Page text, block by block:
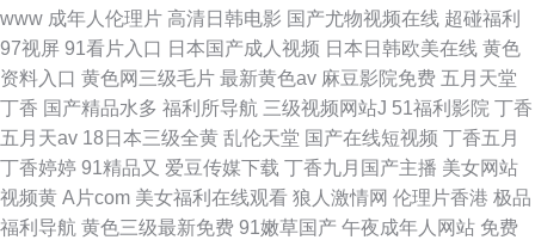
www 成年人伦理片 高清日韩电影 国产尤物视频在线 超碰福利
97视屏 91看片入口 日本国产成人视频 日本日韩欧美在线 黄色
资料入口 黄色网三级毛片 最新黄色av 麻豆影院免费 五月天堂
丁香 国产精品水多 福利所导航 三级视频网站J 51福利影院 丁香
五月天av 18日本三级全黄 乱伦天堂 国产在线短视频 丁香五月
丁香婷婷 91精品又 爱豆传媒下载 丁香九月国产主播 美女网站
视频黄 A片com 美女福利在线观看 狼人激情网 伦理片香港 极品
福利导航 黄色三级最新免费 91嫩草国产 午夜成年人网站 免费